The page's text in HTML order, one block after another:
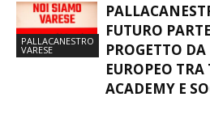
PALLACANESTRO
VARESE
FUTURO
PROGETTO
EUROPEO
ACADEMY E